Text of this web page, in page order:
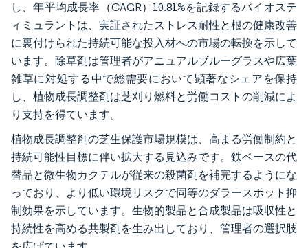
し、年平均成長率（CAGR）10.81%を記録するバイオステ
ィミュラントは、実証されたストレス耐性と根の健康改善
に裏付けられた持続可能な投入材への市場の転換を示して
います。除草剤は管理者がアニュアルブルーグラスや広葉
雑草に対処する中で総需要において顕著なシェアを保持
し、植物成長調整剤は芝刈り燃料と労働コストの削減によ
り支持を得ています。
植物成長調整剤の芝生保護市場規模は、高まる労働制約と
持続可能性目標に伴い拡大する見込みです。鉄ベースの代
替品と微生物カクテルが従来の殺菌剤を補完するようにな
っており、より低い環境リスクで同等のダラースポット抑
制効果を示しています。生物的製品と合成製品は吸収性と
持続性を高める共製剤を生み出しており、管理者の選択肢